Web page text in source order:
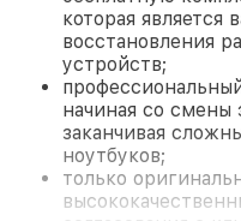
которая
восстановления
устройств;
начиная со смены
заканчивая
ноутбуков;
только